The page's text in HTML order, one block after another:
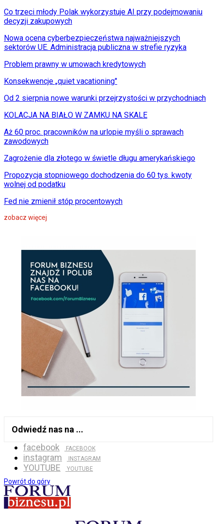
Co trzeci młody Polak wykorzystuje AI przy podejmowaniu
decyzji zakupowych
Nowa ocena cyberbezpieczeństwa najważniejszych
sektorów UE. Administracja publiczna w strefie ryzyka
Problem prawny w umowach kredytowych
Konsekwencje „quiet vacationing"
Od 2 sierpnia nowe warunki przejrzystości w przychodniach
KOLACJA NA BIAŁO W ZAMKU NA SKALE
Aż 60 proc. pracowników na urlopie myśli o sprawach
zawodowych
Zagrożenie dla złotego w świetle długu amerykańskiego
Propozycja stopniowego dochodzenia do 60 tys. kwoty
wolnej od podatku
Fed nie zmienił stóp procentowych
zobacz więcej
Odwiedź nas na ...
facebook
FACEBOOK
instagram INSTAGRAM
YOUTUBE YOUTUBE
Powrót do góry